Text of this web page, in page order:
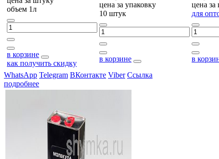
объем 1л
в корзине
как получить скидку
цена за упаковку
10 штук
в корзине
цена за
для
в
WhatsApp Telegram ВКонтакте Viber Ссылка
подробнее